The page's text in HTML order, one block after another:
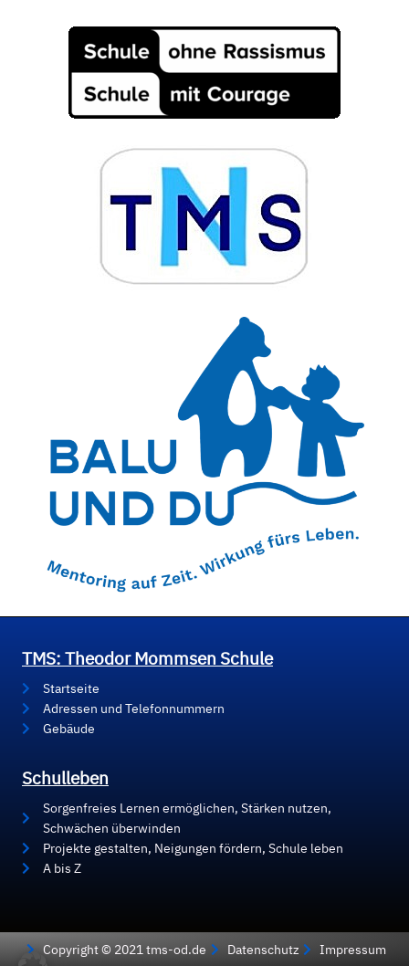
TMS: Theodor Mommsen Schule
Startseite
Adressen und Telefonnummern
Gebäude
Schulleben
Sorgenfreies Lernen ermöglichen, Stärken nutzen,
Schwächen überwinden
Projekte gestalten, Neigungen fördern, Schule leben
A bis Z
Copyright © 2021 tms-od.de Datenschutz Impressum